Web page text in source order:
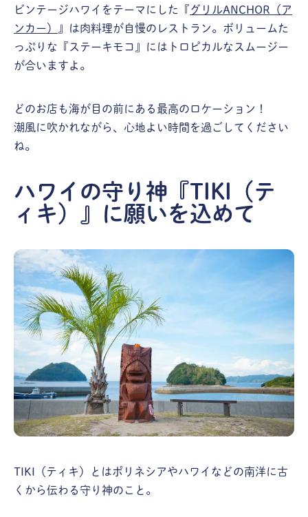
ビンテージハワイをテーマにした『グリルANCHOR（ア
ンカー）
』は肉料理が自慢のレストラン。ボリュームた
っぷりな『ステーキモコ』にはトロピカルなスムージー
が合いますよ。
どのお店も海が目の前にある最高のロケーション！
潮風に吹かれながら、心地よい時間を過ごしてください
ね。
ハワイの守り神『TIKI（テ
ィキ）』に願いを込めて
TIKI（ティキ）とはポリネシアやハワイなどの南洋に古
くから伝わる守り神のこと。